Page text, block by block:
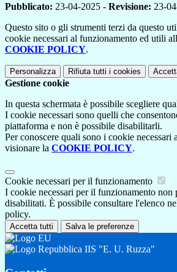
Pubblicato: 23-04-2025 - Revisione: 23-
Questo sito o gli strumenti terzi da questo
cookie necessari al funzionamento ed utili
COOKIE POLICY.
Personalizza Rifiuta tutti i cookies
Gestione cookie
In questa schermata è possibile scegliere
I cookie necessari sono quelli che
piattaforma e non è possibile disabilitarli.
Per conoscere quali sono i cookie necessari
visionare la COOKIE POLICY.
Cookie necessari per il funzionamento
I cookie necessari per il funzionamento non
disabilitati. È possibile consultare l'elenco
policy.
Accetta tutti Salva le preferenze
IIS "E. U. Ruzza"